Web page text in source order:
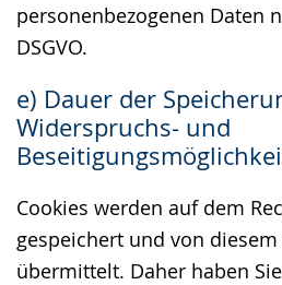
personenbezogenen Daten
DSGVO.
e) Dauer der
Widerspruchs- und
Cookies werden auf dem
gespeichert und von
übermittelt. Daher haben